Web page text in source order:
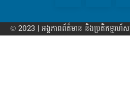
© 2023 | អង្គភាព​ព័ត៌មាន​ និងប្រតិកម្មរហ័ស